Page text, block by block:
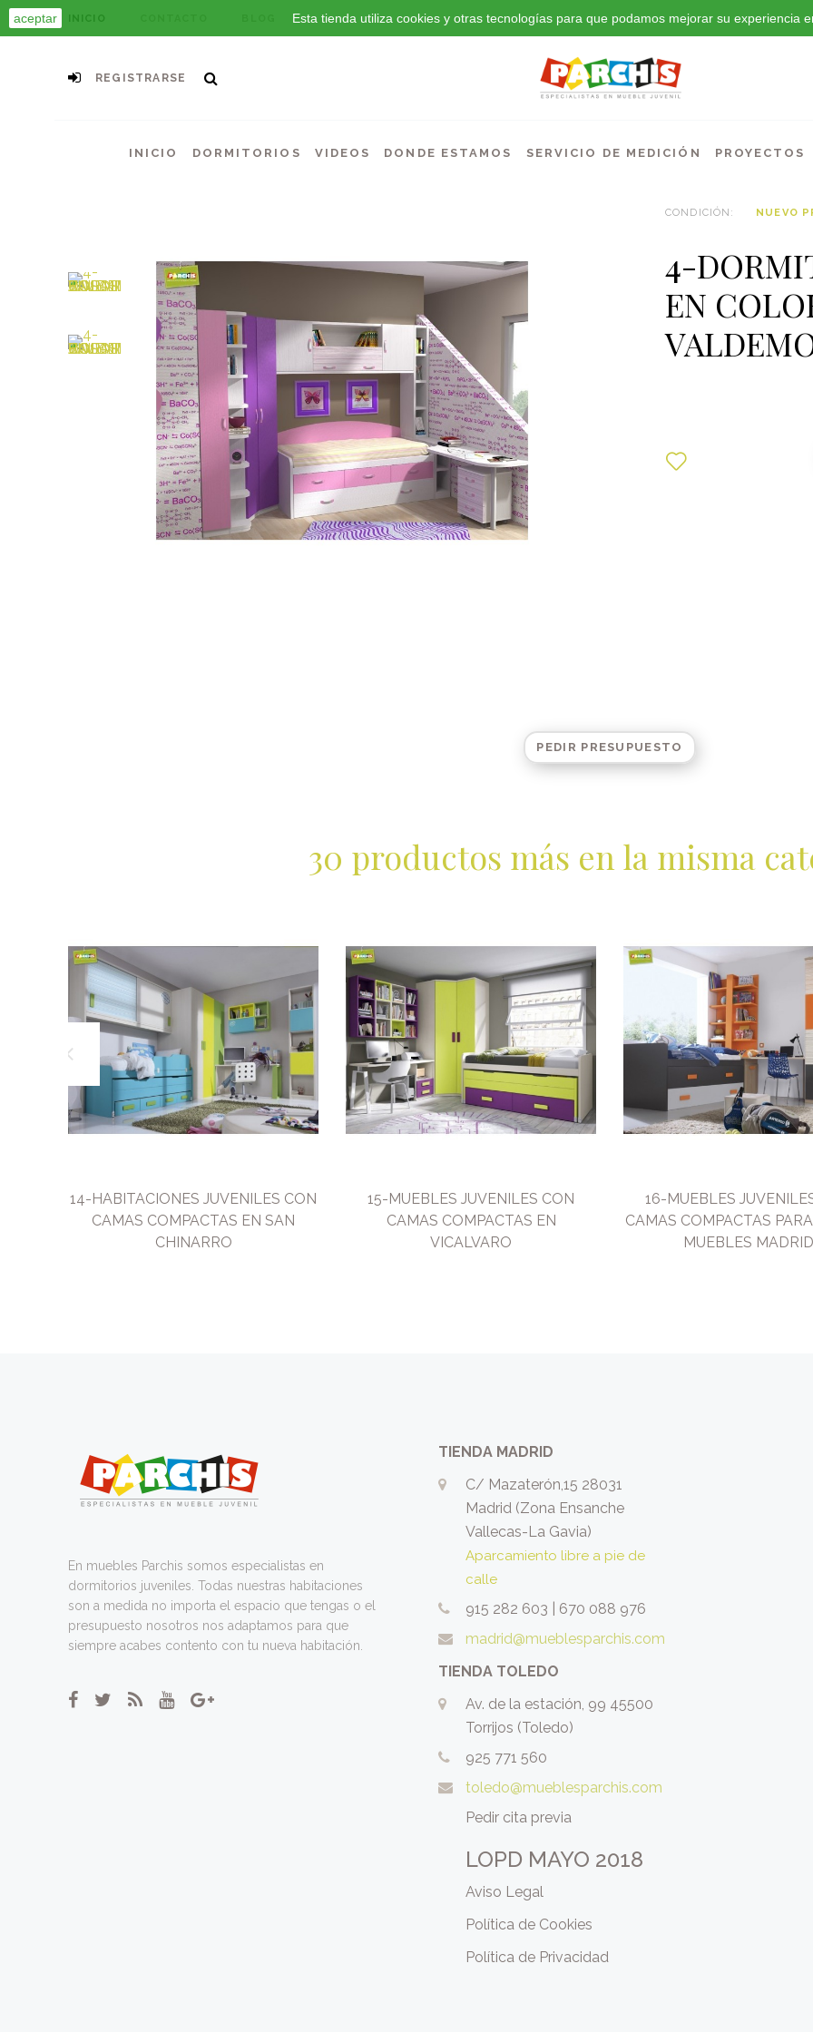
aceptar Esta tienda utiliza cookies y otras tecnologías para que podamos mejorar su experiencia
INICIO
REGISTRARSE
INICIO DORMITORIOS VIDEOS DONDE ESTAMOS SERVICIO DE MEDICIÓN PROYECTOS
CONDICIÓN: NUEVO
4-
EN
PEDIR PRESUPUESTO
30 productos más en la misma
14-HABITACIONES JUVENILES CON
CAMAS COMPACTAS EN SAN
CHINARRO
15-MUEBLES JUVENILES CON
CAMAS COMPACTAS EN
VICALVARO
16-MUEBLES
CAMAS COMPACTAS
MUEBLES MADRID
En muebles Parchis somos especialistas en
dormitorios juveniles. Todas nuestras habitaciones
son a medida no importa el espacio que tengas o el
presupuesto nosotros nos adaptamos para que
siempre acabes contento con tu nueva habitación.
TIENDA MADRID
C/ Mazaterón,15 28031
Madrid (Zona Ensanche
Vallecas-La Gavia)
Aparcamiento libre a pie de
calle
915 282 603
670 088 976
madrid@mueblesparchis.com
TIENDA TOLEDO
Av. de la estación, 99 45500
Torrijos (Toledo)
925 771 560
toledo@mueblesparchis.com
Pedir cita previa
LOPD MAYO 2018
Aviso Legal
Política de Cookies
Política de Privacidad